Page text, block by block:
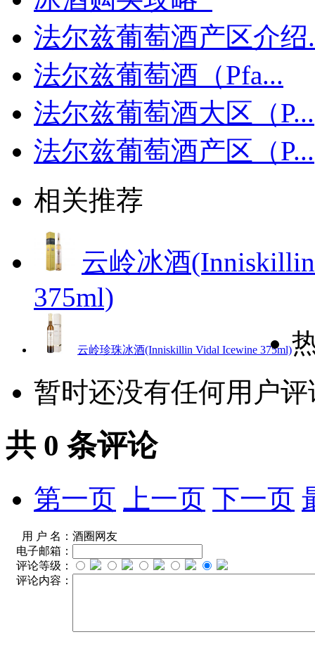
法尔兹葡萄酒产区介绍
法尔兹葡萄酒（Pfa...
法尔兹葡萄酒大区（P...
法尔兹葡萄酒产区（P...
相关推荐
云岭冰酒
375ml)
云岭珍珠冰酒(Inniskillin Vidal Icewine 375ml)
暂时还没有任何用户评
共 0 条评论
第一页 上一页 下一页
用 户 名： 酒圈网友
电子邮箱：
评论等级：
评论内容：